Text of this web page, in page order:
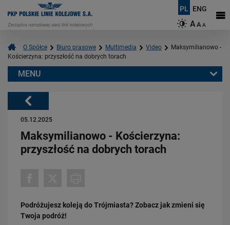
PL ENG
AAA
O Spółce Biuro prasowe Multimedia Video
Maksymilianowo -
Kościerzyna: przyszłość na dobrych torach
Powrót
05.12.2025
Maksymilianowo - Kościerzyna:
przyszłość na dobrych torach
Podróżujesz koleją do Trójmiasta? Zobacz jak zmieni się
Twoja podróż!
MENU
PRZECZYTAJ